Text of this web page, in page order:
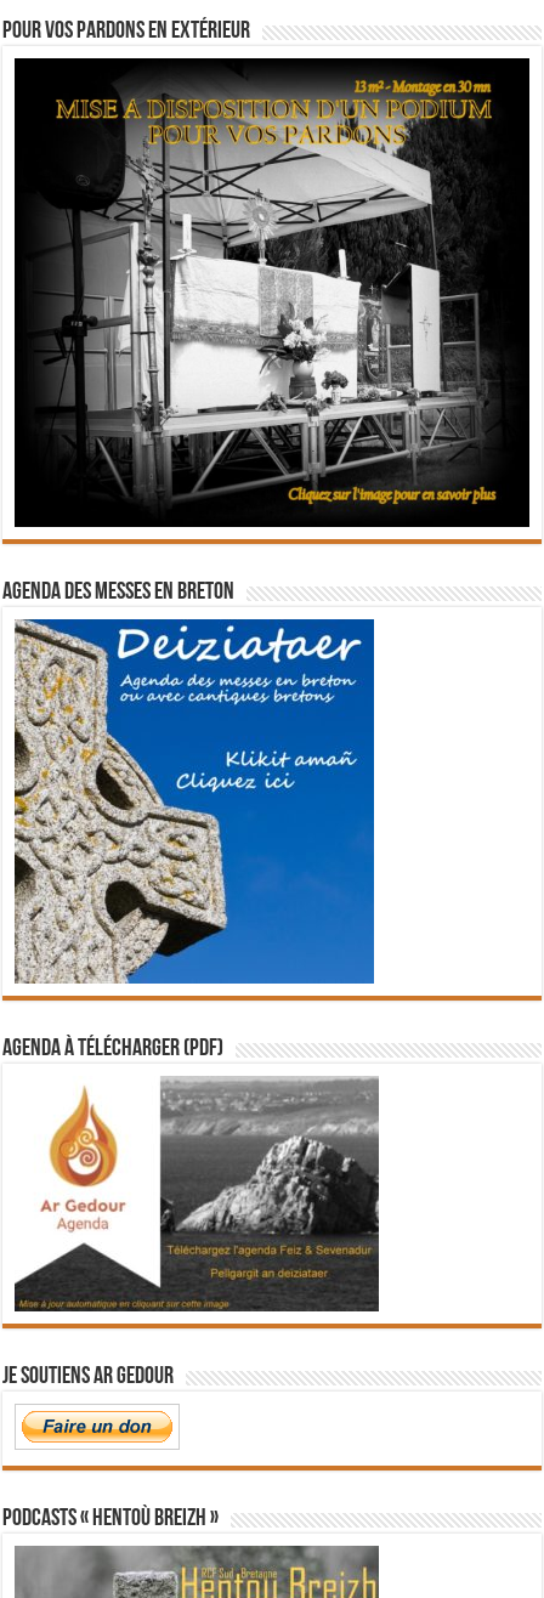
Pour vos pardons en extérieur
Agenda des messes en breton
Agenda à télécharger (PDF)
Je soutiens Ar Gedour
PODCASTS « Hentoù Breizh »